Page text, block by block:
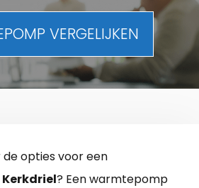
VERGELIJKEN
de opties voor een
? Een warmtepomp